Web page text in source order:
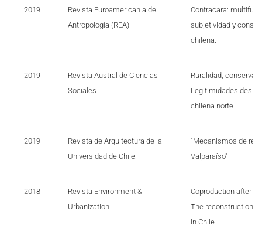
2019
Revista Euroamerican a de
Antropología (REA)
Contracara:
subjetividad y
chilena.
2019
Revista Austral de Ciencias
Sociales
Ruralidad,
Legitimidades
chilena norte
2019
Revista de Arquitectura de la
Universidad de Chile.
"Mecanismos de
Valparaíso"
2018
Revista Environment &
Urbanization
Coproduction after a
The reconstruction
in Chile